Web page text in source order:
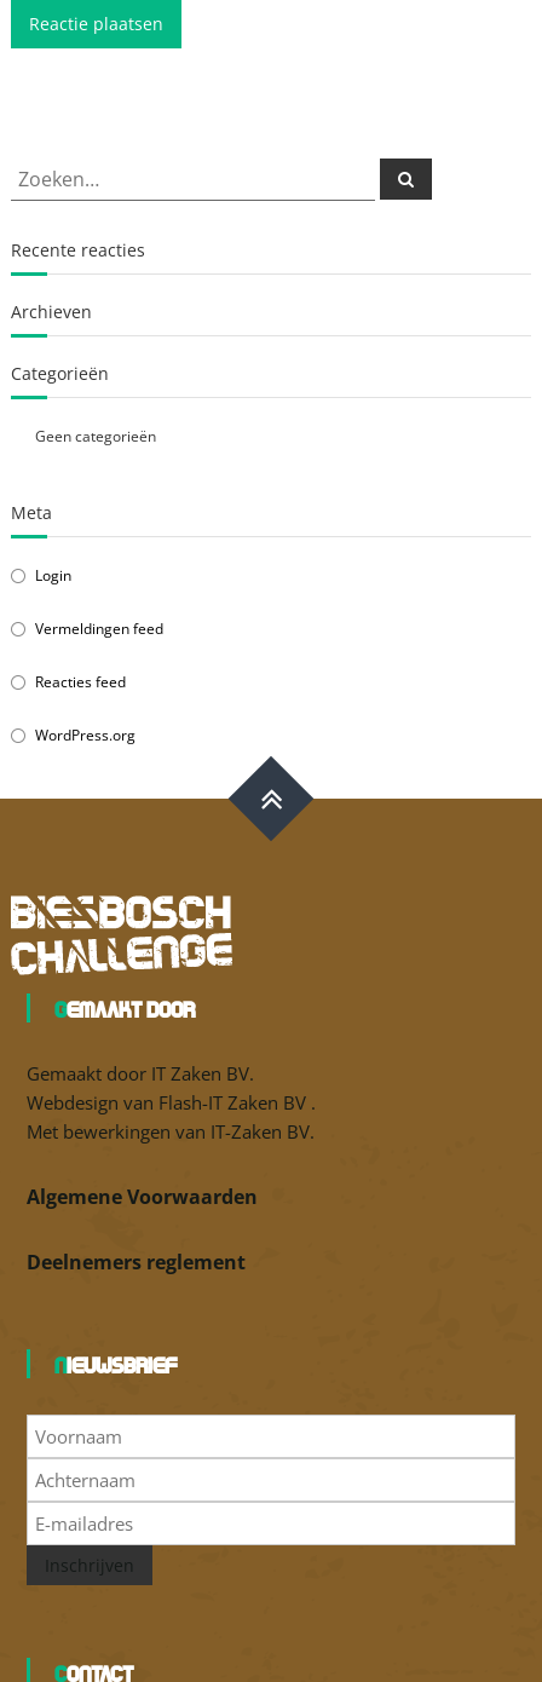
Zoeken
naar:
Zoeken
Recente reacties
Archieven
Categorieën
Geen categorieën
Meta
Login
Vermeldingen feed
Reacties feed
WordPress.org
Gemaakt door
Gemaakt door IT Zaken BV.
Webdesign van Flash-IT Zaken BV .
Met bewerkingen van IT-Zaken BV.
Algemene Voorwaarden
Deelnemers reglement
Nieuwsbrief
Inschrijven
Contact